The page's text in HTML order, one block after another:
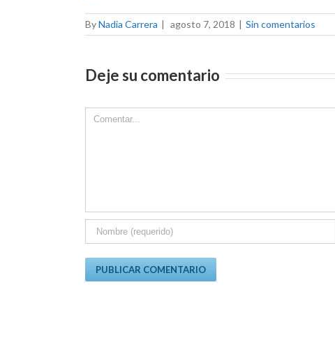
ByNadia Carrera | agosto 7, 2018 | Sin comentarios
Deje su comentario
Comment